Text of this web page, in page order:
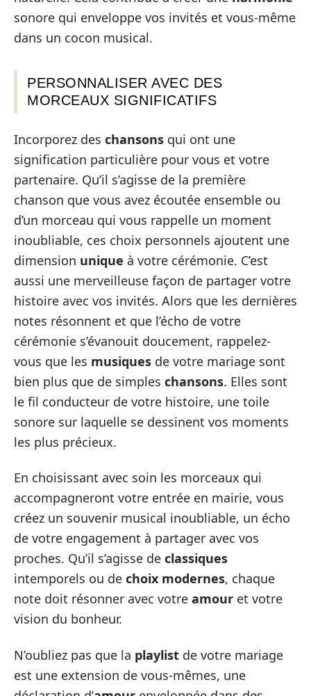
sonore qui enveloppe vos invités et vous-même
dans un cocon musical.
PERSONNALISER AVEC DES
MORCEAUX SIGNIFICATIFS
Incorporez des chansons qui ont une
signification particulière pour vous et votre
partenaire. Qu’il s’agisse de la première
chanson que vous avez écoutée ensemble ou
d’un morceau qui vous rappelle un moment
inoubliable, ces choix personnels ajoutent une
dimension unique à votre cérémonie. C’est
aussi une merveilleuse façon de partager votre
histoire avec vos invités. Alors que les dernières
notes résonnent et que l’écho de votre
cérémonie s’évanouit doucement, rappelez-
vous que les musiques de votre mariage sont
bien plus que de simples chansons. Elles sont
le fil conducteur de votre histoire, une toile
sonore sur laquelle se dessinent vos moments
les plus précieux.
En choisissant avec soin les morceaux qui
accompagneront votre entrée en mairie, vous
créez un souvenir musical inoubliable, un écho
de votre engagement à partager avec vos
proches. Qu’il s’agisse de classiques
intemporels ou de choix modernes, chaque
note doit résonner avec votre amour et votre
vision du bonheur.
N’oubliez pas que la playlist de votre mariage
est une extension de vous-mêmes, une